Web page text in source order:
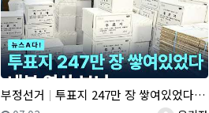
부정선거 투표지 247만 장 쌓여있었다 내부 영상 보니